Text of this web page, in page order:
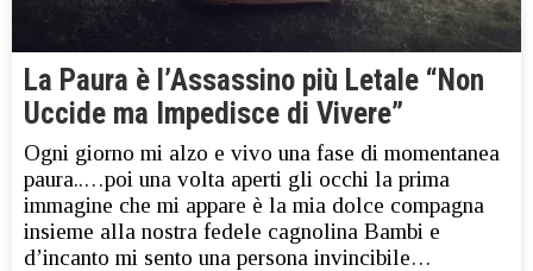
La Paura è l’Assassino più Letale “Non
Uccide ma Impedisce di Vivere”
Ogni giorno mi alzo e vivo una fase di momentanea
paura..…poi una volta aperti gli occhi la prima
immagine che mi appare è la mia dolce compagna
insieme alla nostra fedele cagnolina Bambi e
d’incanto mi sento una persona invincibile…